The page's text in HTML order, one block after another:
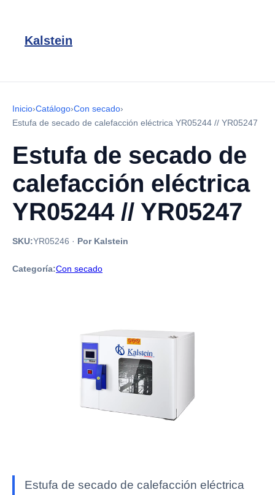
Kalstein
Inicio›Catálogo›Con secado›
Estufa de secado de calefacción eléctrica YR05244 // YR05247
Estufa de secado de
calefacción eléctrica
YR05244 // YR05247
SKU:YR05246 · Por Kalstein
Categoría:Con secado
Estufa de secado de calefacción eléctrica